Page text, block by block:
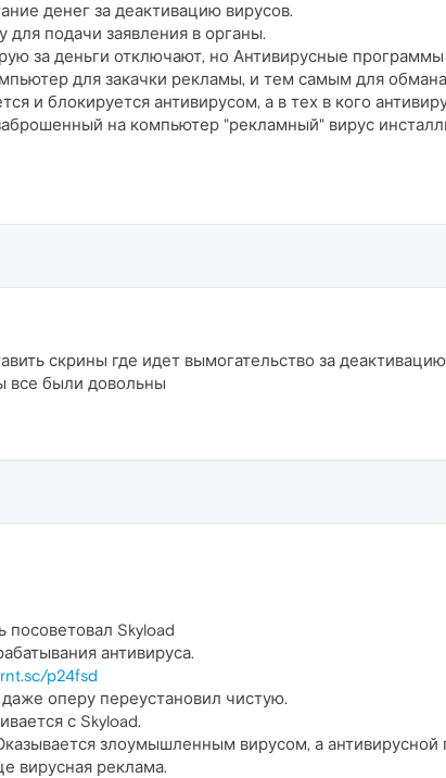
денег за деактивацию вирусов.
подачи заявления в органы.
за деньги отключают, но Антивирусные
для закачки рекламы, и тем самым для
и блокируется антивирусом, а в тех в кого
на компьютер "рекламный" вирус
скрины где идет вымогательство за
все были довольны
посоветовал Skyload
антивируса.
p24fsd
оперу переустановил чистую.
с Skyload.
злоумышленным вирусом, а
вирусная реклама.